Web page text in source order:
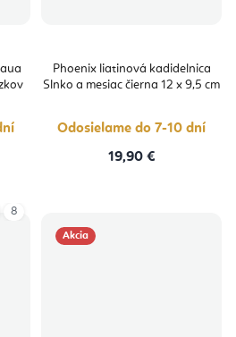
Phoenix liatinová kadidelnica
Slnko a mesiac čierna 12 x 9,5 cm
Odosielame do 7-10 dní
19,90 €
8
Akcia